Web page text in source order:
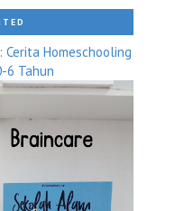
Homeschooling
6 Tahun